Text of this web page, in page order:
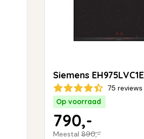
Siemens EH975LVC1E
75 reviews
Op voorraad
Meestal 890,-
790,-